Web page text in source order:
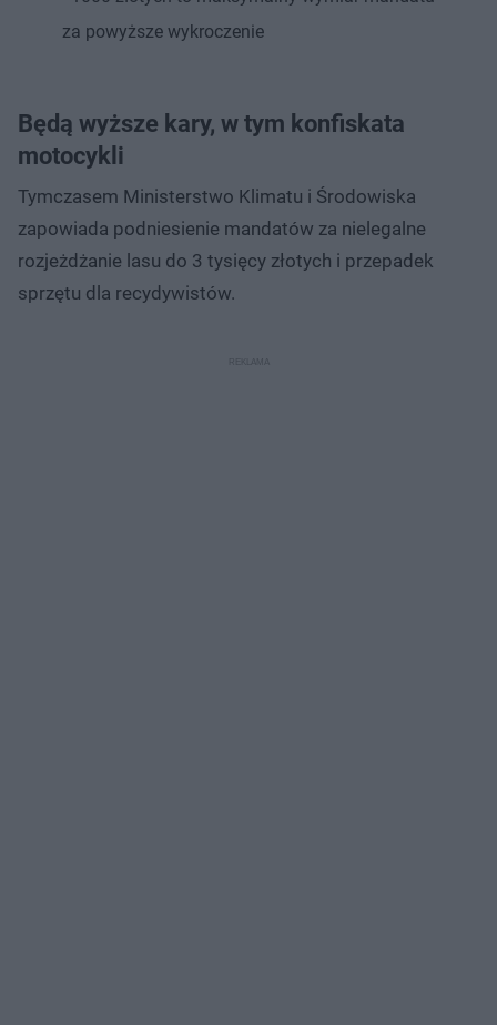
za powyższe wykroczenie
Będą wyższe kary, w tym konfiskata
motocykli
Tymczasem Ministerstwo Klimatu i Środowiska
zapowiada podniesienie mandatów za nielegalne
rozjeżdżanie lasu do 3 tysięcy złotych i przepadek
sprzętu dla recydywistów.